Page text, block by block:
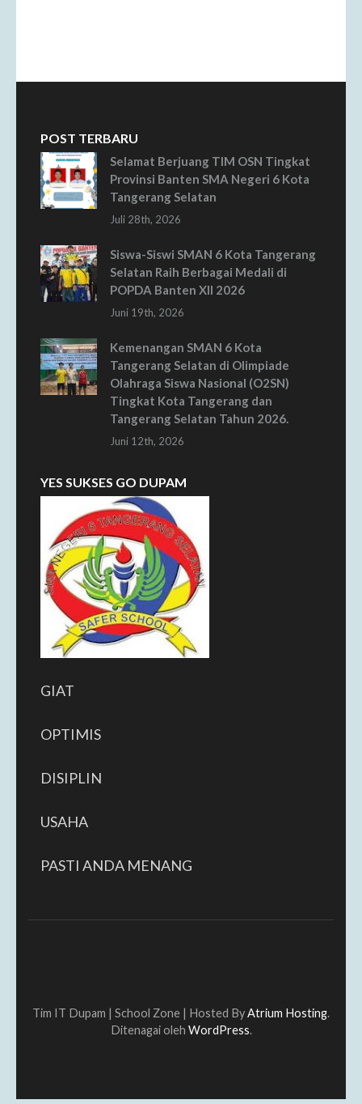
POST TERBARU
Selamat Berjuang TIM OSN Tingkat
Provinsi Banten SMA Negeri 6 Kota
Tangerang Selatan
Juli 28th, 2026
Siswa-Siswi SMAN 6 Kota Tangerang
Selatan Raih Berbagai Medali di
POPDA Banten XII 2026
Juni 19th, 2026
Kemenangan SMAN 6 Kota
Tangerang Selatan di Olimpiade
Olahraga Siswa Nasional (O2SN)
Tingkat Kota Tangerang dan
Tangerang Selatan Tahun 2026.
Juni 12th, 2026
YES SUKSES GO DUPAM
GIAT
OPTIMIS
DISIPLIN
USAHA
PASTI ANDA MENANG
Tim IT Dupam | School Zone | Hosted ByAtrium Hosting.
Ditenagai oleh WordPress.